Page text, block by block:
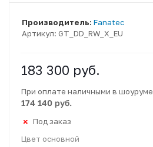
Артикул: GT_DD_RW_X_EU
Производитель: Fanatec
183 300 руб.
При оплате наличными в шоуруме
174 140 руб.
Под заказ
Цвет основной